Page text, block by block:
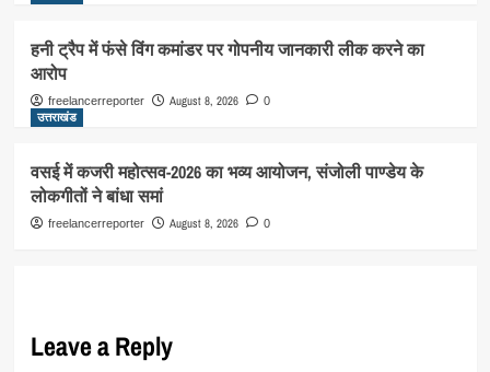
हनी ट्रैप में फंसे विंग कमांडर पर गोपनीय जानकारी लीक करने का
आरोप
freelancerreporter August 8, 2026 0
उत्तराखंड
वसई में कजरी महोत्सव-2026 का भव्य आयोजन, संजोली पाण्डेय के
लोकगीतों ने बांधा समां
freelancerreporter August 8, 2026 0
Leave a Reply